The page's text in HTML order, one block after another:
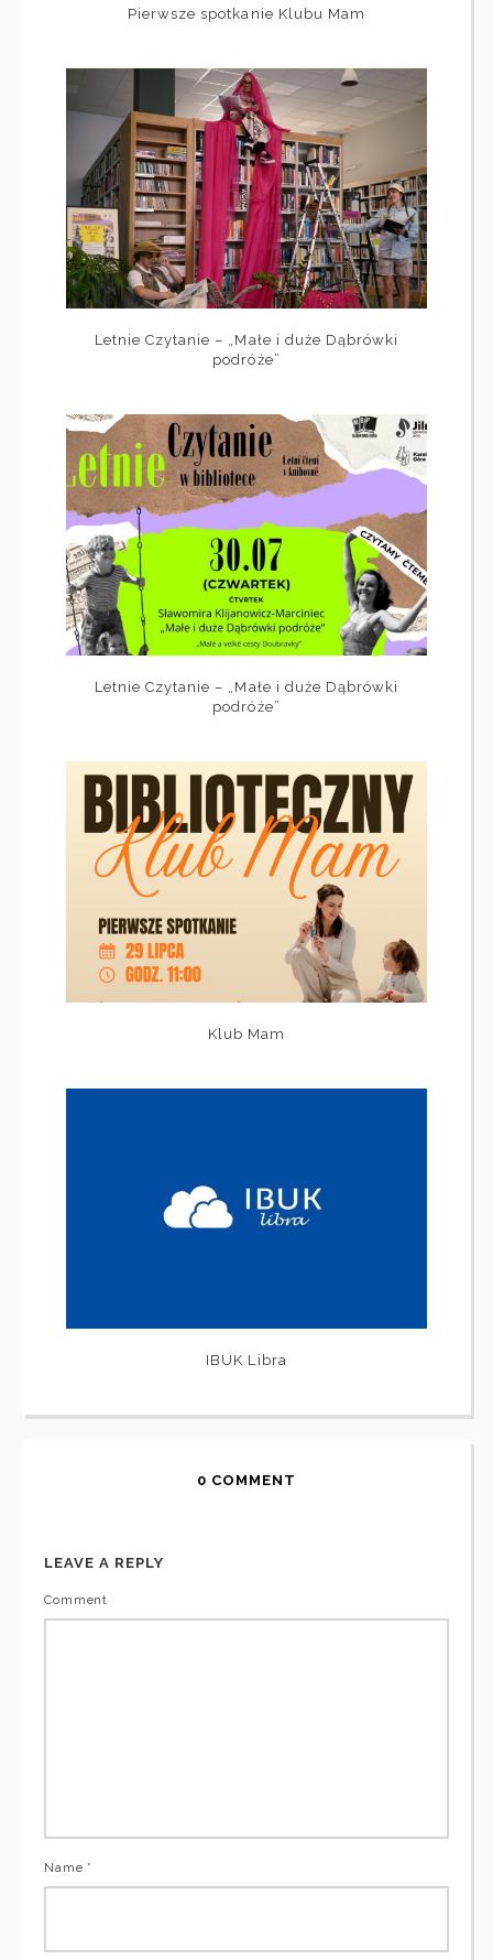
Pierwsze spotkanie Klubu Mam
Letnie Czytanie – „Małe i duże Dąbrówki
podróże”
Letnie Czytanie – „Małe i duże Dąbrówki
podróże”
Klub Mam
IBUK Libra
0 COMMENT
LEAVE A REPLY
Comment
Name *